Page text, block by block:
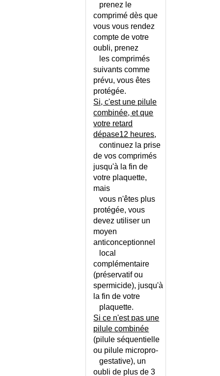
DEFIBRILLATEUR POUR LE
DEFIBRILLATION EXTERNE
DEFICIENCE MENTALE DE
DEFICIT COGNITIF LEGER
DEFICIT COGNITIF LEGER -
DEFICIT DE LA POST-
DEFICIT IMMUNITAIRE
THORACIQUE (SYNDROME DU)
DEGENERESCENCE DES
GANGLIONS DE LA BASE
MACULAIRE LIEE A L'AGE
DELIRE PARANOIAQUE
DEMENCE - CONSEILS
DEMENCE - DEPISTAGE
DEMENCE A CORPS DE LEWY
DEMENCE D'ALZHEIMER
DEMENCE D'ALZHEIMER -
DEMENCE D'ALZHEIMER OU
prenez le
comprimé dès que
vous vous rendez
compte de votre
oubli, prenez
les comprimés
suivants comme
prévu, vous êtes
protégée.
Si, c'est une pilule
combinée, et que
votre retard
dépase12 heures,
continuez la prise
de vos comprimés
jusqu'à la fin de
votre plaquette,
mais
vous n'êtes plus
protégée, vous
devez utiliser un
moyen
anticonceptionnel
local
complémentaire
(préservatif ou
spermicide), jusqu'à
la fin de votre
plaquette.
Si ce n'est pas une
pilule combinée
(pilule séquentielle
ou pilule micropro-
gestative), un
oubli de plus de 3